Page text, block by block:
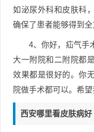
如泌尿外科和皮肤科
确保了患者能够得到全
4、你好，疝气手
大一附院和二附院都
效果都是很好的。你
院做手术都可以。希
西安哪里看皮肤病好